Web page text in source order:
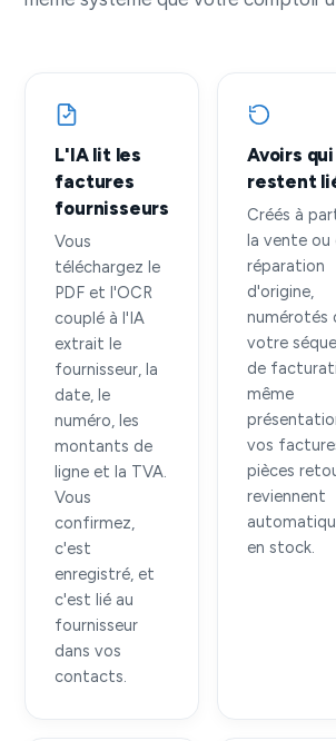
L'IA lit les
factures
fournisseurs
Vous
téléchargez le
PDF et l'OCR
couplé à l'IA
extrait le
fournisseur, la
date, le
numéro, les
montants de
ligne et la TVA.
Vous
confirmez,
c'est
enregistré, et
c'est lié au
fournisseur
dans vos
contacts.
Avoirs qui
restent
Créés à
la vente ou
réparation
d'origine,
numérotés
votre
de
même
vos
pièces
reviennent
en stock.